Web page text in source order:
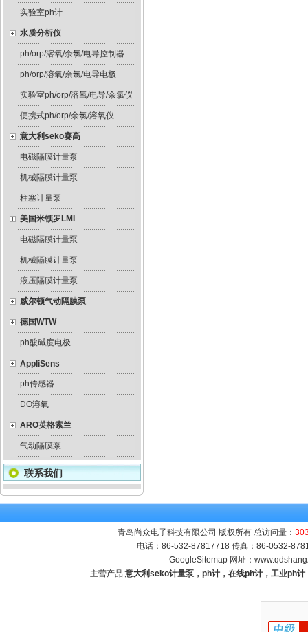
实验室ph计
水质分析仪
ph/orp/溶氧/余氯/电导控制器
ph/orp/溶氧/余氯/电导电极
实验室ph/orp/溶氧/电导/余氯仪
便携式ph/orp/余氯/溶氧仪
意大利seko赛高
电磁隔膜计量泵
机械隔膜计量泵
柱塞计量泵
美国米顿罗LMI
电磁隔膜计量泵
机械隔膜计量泵
液压隔膜计量泵
威尔顿气动隔膜泵
德国WTW
ph酸碱度电极
AppliSens
ph传感器
DO溶氧
ARO英格索兰
气动隔膜泵
联系我们
青岛尚众电子科技有限公司 版权所有 总访问量：
电话：86-532-87817718 传真：86-0532-
GoogleSitemap 网址：
主营产品:意大利seko计量泵，ph计，在线ph计，工业ph